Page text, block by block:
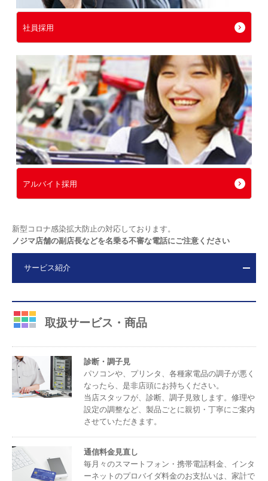
社員採用
アルバイト採用
新型コロナ感染拡大防止の対応しております。
ノジマ店舗の副店長などを名乗る不審な電話にご注意ください
サービス紹介
取扱サービス・商品
診断・調子見
パソコンや、プリンタ、各種家電品の調子が悪く
なったら、是非店頭にお持ちください。
当店スタッフが、診断、調子見致します。修理や
設定の調整など、製品ごとに親切・丁寧にご案内
させていただきます。
通信料金見直し
毎月々のスマートフォン・携帯電話料金、インタ
ーネットのプロバイダ料金のお支払いは、家計で